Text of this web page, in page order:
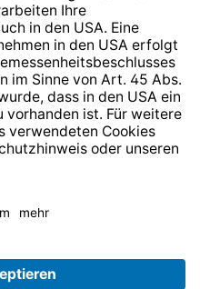
Mehrwertsteuer zzgl.
Digital GmbH